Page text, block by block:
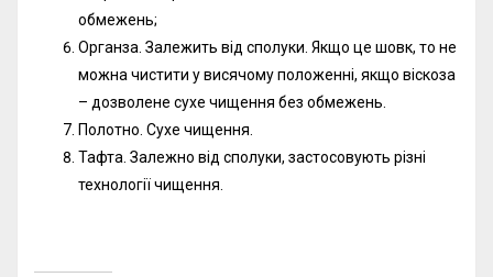
обмежень;
Органза. Залежить від сполуки. Якщо це шовк, то не
можна чистити у висячому положенні, якщо віскоза
– дозволене сухе чищення без обмежень.
Полотно. Сухе чищення.
Тафта. Залежно від сполуки, застосовують різні
технології чищення.